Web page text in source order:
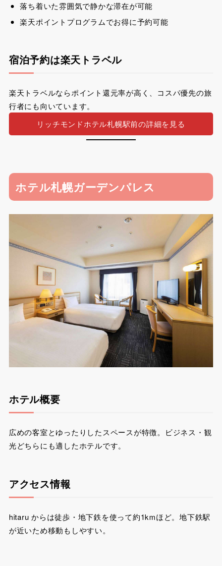
落ち着いた雰囲気で静かな滞在が可能
楽天ポイントプログラムでお得に予約可能
宿泊予約は楽天トラベル
楽天トラベルならポイント還元率が高く、コスパ優先の旅
行者にも向いています。
リッチモンドホテル札幌駅前の詳細を見る
ホテル札幌ガーデンパレス
ホテル概要
広めの客室とゆったりしたスペースが特徴。ビジネス・観
光どちらにも適したホテルです。
アクセス情報
hitaru からは徒歩・地下鉄を使って約1kmほど。地下鉄駅
が近いため移動もしやすい。